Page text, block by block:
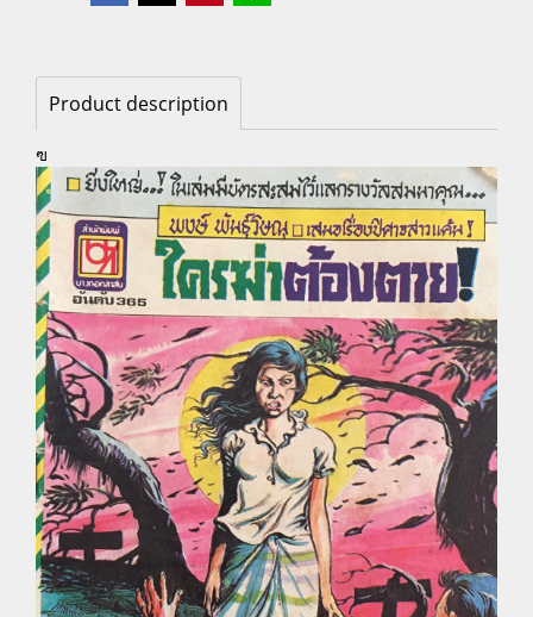
Product description
ฃ